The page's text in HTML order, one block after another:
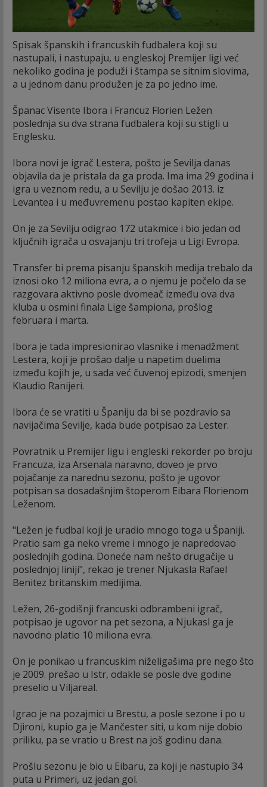
Spisak španskih i francuskih fudbalera koji su
nastupali, i nastupaju, u engleskoj Premijer ligi već
nekoliko godina je poduži i štampa se sitnim slovima,
a u jednom danu produžen je za po jedno ime.
Španac Visente Ibora i Francuz Florien Ležen
poslednja su dva strana fudbalera koji su stigli u
Englesku.
Ibora novi je igrač Lestera, pošto je Sevilja danas
objavila da je pristala da ga proda. Ima ima 29 godina i
igra u veznom redu, a u Sevilju je došao 2013. iz
Levantea i u međuvremenu postao kapiten ekipe.
On je za Sevilju odigrao 172 utakmice i bio jedan od
ključnih igrača u osvajanju tri trofeja u Ligi Evropa.
Transfer bi prema pisanju španskih medija trebalo da
iznosi oko 12 miliona evra, a o njemu je počelo da se
razgovara aktivno posle dvomeač između ova dva
kluba u osmini finala Lige šampiona, prošlog
februara i marta.
Ibora je tada impresionirao vlasnike i menadžment
Lestera, koji je prošao dalje u napetim duelima
između kojih je, u sada već čuvenoj epizodi, smenjen
Klaudio Ranijeri.
Ibora će se vratiti u Španiju da bi se pozdravio sa
navijačima Sevilje, kada bude potpisao za Lester.
Povratnik u Premijer ligu i engleski rekorder po broju
Francuza, iza Arsenala naravno, doveo je prvo
pojačanje za narednu sezonu, pošto je ugovor
potpisan sa dosadašnjim štoperom Eibara Florienom
Leženom.
"Ležen je fudbal koji je uradio mnogo toga u Španiji.
Pratio sam ga neko vreme i mnogo je napredovao
poslednjih godina. Doneće nam nešto drugačije u
poslednjoj liniji", rekao je trener Njukasla Rafael
Benitez britanskim medijima.
Ležen, 26-godišnji francuski odbrambeni igrač,
potpisao je ugovor na pet sezona, a Njukasl ga je
navodno platio 10 miliona evra.
On je ponikao u francuskim niželigašima pre nego što
je 2009. prešao u Istr, odakle se posle dve godine
preselio u Viljareal.
Igrao je na pozajmici u Brestu, a posle sezone i po u
Djironi, kupio ga je Mančester siti, u kom nije dobio
priliku, pa se vratio u Brest na još godinu dana.
Prošlu sezonu je bio u Eibaru, za koji je nastupio 34
puta u Primeri, uz jedan gol.